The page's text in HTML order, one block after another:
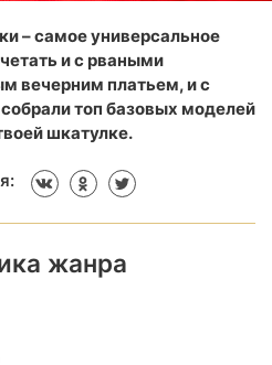
– самое универсальное
и с рваными
вечерним платьем, и с
топ базовых моделей
шкатулке.
жанра